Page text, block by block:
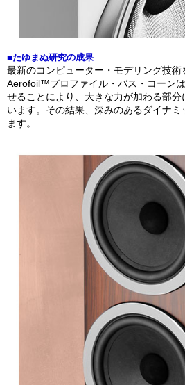
■たゆまぬ研究の成果
最新のコンピューター・モデリング技
Aerofoil™プロファイル・バス・コーン
せることにより、大きな力が加わる部
います。その結果、深みのあるダイナ
ます。